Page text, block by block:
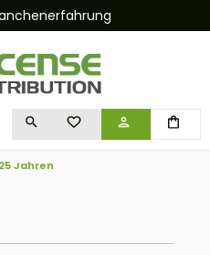
DU HAST 0 PRODUKTE
Jahren